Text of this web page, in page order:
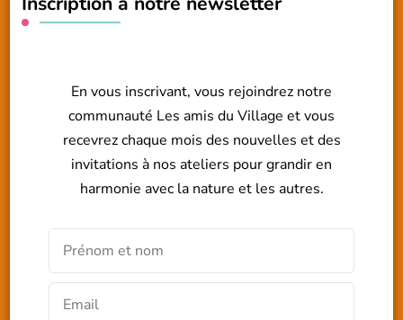
En vous inscrivant, vous rejoindrez notre
communauté Les amis du Village et vous
recevrez chaque mois des nouvelles et des
invitations à nos ateliers pour grandir en
harmonie avec la nature et les autres.